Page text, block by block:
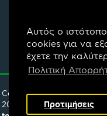
Αυτός ο
cookies για να
έχετε την
Πολιτική
Προτιμήσεις
Pylon Api
Copyright ©
2025,